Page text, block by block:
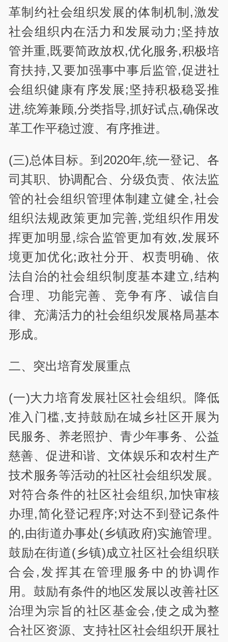
革制约社会组织发展的体制机制,激发
社会组织内在活力和发展动力;坚持放
管并重,既要简政放权,优化服务,积极培
育扶持,又要加强事中事后监管,促进社
会组织健康有序发展;坚持积极稳妥推
进,统筹兼顾,分类指导,抓好试点,确保改
革工作平稳过渡、有序推进。
(三)总体目标。到2020年,统一登记、各
司其职、协调配合、分级负责、依法监
管的社会组织管理体制建立健全,社会
组织法规政策更加完善,党组织作用发
挥更加明显,综合监管更加有效,发展环
境更加优化;政社分开、权责明确、依
法自治的社会组织制度基本建立,结构
合理、功能完善、竞争有序、诚信自
律、充满活力的社会组织发展格局基本
形成。
二、突出培育发展重点
(一)大力培育发展社区社会组织。降低
准入门槛,支持鼓励在城乡社区开展为
民服务、养老照护、青少年事务、公益
慈善、促进和谐、文体娱乐和农村生产
技术服务等活动的社区社会组织发展。
对符合条件的社区社会组织,加快审核
办理,简化登记程序;对达不到登记条件
的,由街道办事处(乡镇政府)实施管理。
鼓励在街道(乡镇)成立社区社会组织联
合会,发挥其在管理服务中的协调作
用。鼓励有条件的地区发展以改善社区
治理为宗旨的社区基金会,使之成为整
合社区资源、支持社区社会组织开展社